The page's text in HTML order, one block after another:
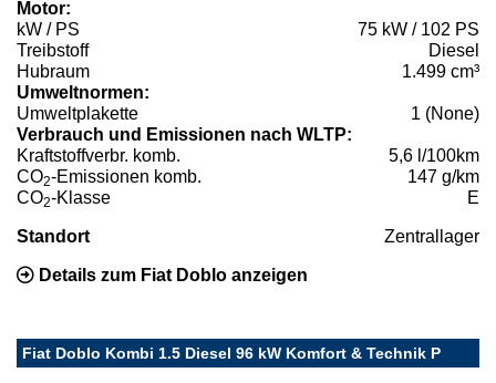
Motor:
kW / PS
75 kW / 102 PS
Treibstoff
Diesel
Hubraum
1.499 cm³
Umweltnormen:
Umweltplakette
1 (None)
Verbrauch und Emissionen nach WLTP:
Kraftstoffverbr. komb.
5,6 l/100km
CO2-Emissionen komb.
147 g/km
CO2-Klasse E
Standort Zentrallager
Details zum Fiat Doblo anzeigen
Fiat Doblo Kombi 1.5 Diesel 96 kW Komfort & Technik P